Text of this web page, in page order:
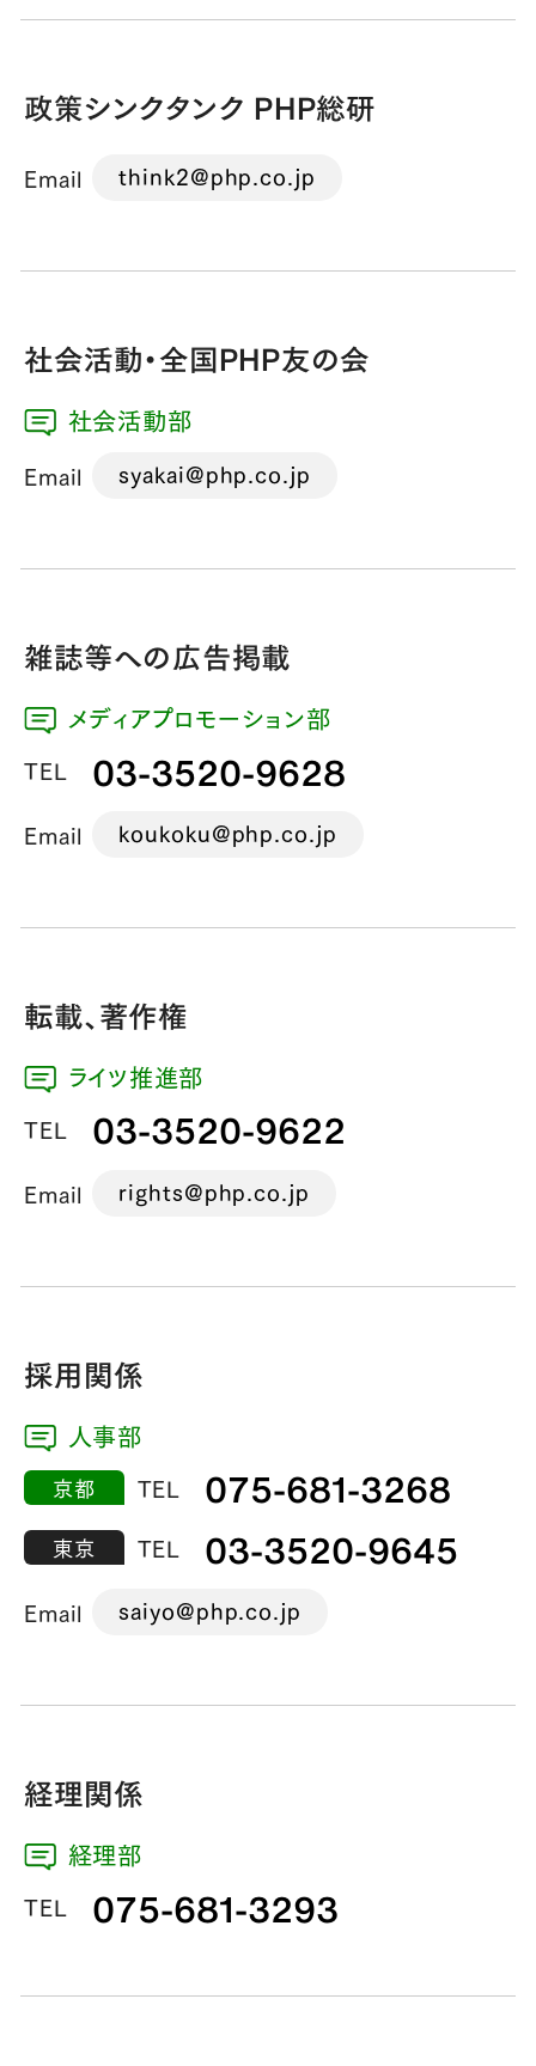
政策シンクタンク PHP総研
Email think2@php.co.jp
社会活動・全国PHP友の会
社会活動部
Email syakai@php.co.jp
雑誌等への広告掲載
メディアプロモーション部
TEL 03-3520-9628
Email koukoku@php.co.jp
転載、著作権
ライツ推進部
TEL 03-3520-9622
Email rights@php.co.jp
採用関係
人事部
京都 TEL 075-681-3268
東京 TEL 03-3520-9645
Email saiyo@php.co.jp
経理関係
経理部
TEL 075-681-3293